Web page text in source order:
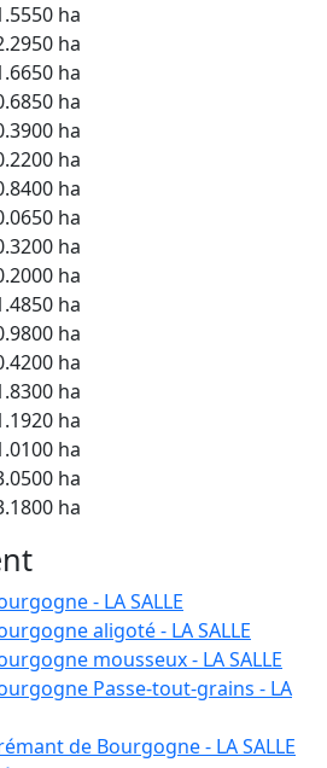
ha
ha
ha
ha
ha
ha
ha
ha
ha
ha
ha
ha
ha
ha
ha
ha
ha
ha
ha
ha
ha
ha
ha
ha
- LA SALLE
aligoté - LA SALLE
mousseux - LA SALLE
Passe-tout-grains - LA
de Bourgogne - LA SALLE